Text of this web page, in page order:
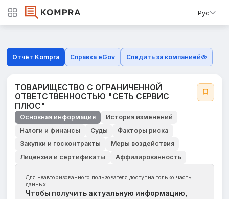
Рус
Отчёт Kompra Справка eGov Следить за компанией
ТОВАРИЩЕСТВО С ОГРАНИЧЕННОЙ
ОТВЕТСТВЕННОСТЬЮ "СЕТЬ СЕРВИС
ПЛЮС"
Основная информация
История изменений
Налоги и финансы
Суды
Факторы риска
Закупки и госконтракты
Меры воздействия
Лицензии и сертификаты
Аффилированность
Для неавторизованного пользователя доступна только часть
данных
Чтобы получить актуальную информацию,